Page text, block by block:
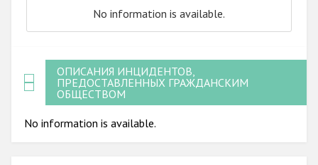
No information is available.
ОПИСАНИЯ ИНЦИДЕНТОВ,
ПРЕДОСТАВЛЕННЫХ ГРАЖДАНСКИМ
ОБЩЕСТВОМ
No information is available.